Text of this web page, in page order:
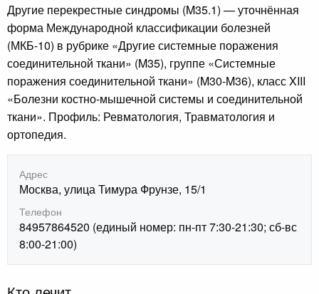
Другие перекрестные синдромы (M35.1) — уточнённая
форма Международной классификации болезней
(МКБ-10) в рубрике «Другие системные поражения
соединительной ткани» (M35), группе «Системные
поражения соединительной ткани» (M30-M36), класс XIII
«Болезни костно-мышечной системы и соединительной
ткани». Профиль: Ревматология, Травматология и
ортопедия.
Адрес
Москва, улица Тимура Фрунзе, 15/1
Телефон
84957864520 (единый номер: пн-пт 7:30-21:30; сб-вс
8:00-21:00)